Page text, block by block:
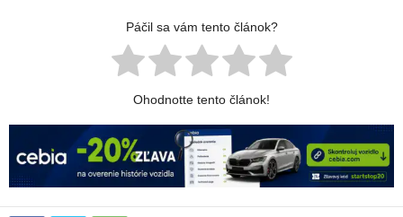
Páčil sa vám tento článok?
Ohodnotte tento článok!